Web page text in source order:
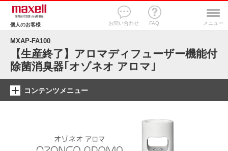
個人のお客様 お問い合わせ FAQ メニュー
MXAP-FA100
【生産終了】アロマディフューザー機能付
除菌消臭器｢オゾネオ アロマ｣
コンテンツメニュー